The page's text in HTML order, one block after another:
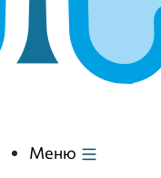
Меню